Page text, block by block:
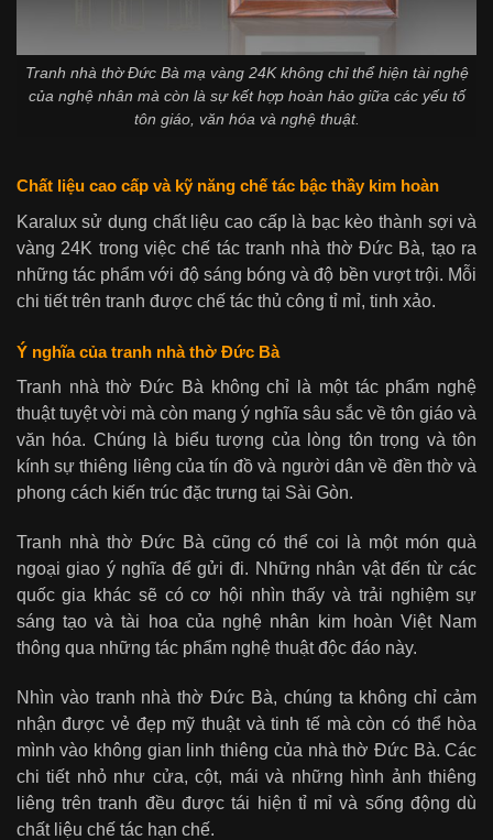
Tranh nhà thờ Đức Bà mạ vàng 24K không chỉ thể hiện tài nghệ
của nghệ nhân mà còn là sự kết hợp hoàn hảo giữa các yếu tố
tôn giáo, văn hóa và nghệ thuật.
Chất liệu cao cấp và kỹ năng chế tác bậc thầy kim hoàn
Karalux sử dụng chất liệu cao cấp là bạc kèo thành sợi và
vàng 24K trong việc chế tác tranh nhà thờ Đức Bà, tạo ra
những tác phẩm với độ sáng bóng và độ bền vượt trội. Mỗi
chi tiết trên tranh được chế tác thủ công tỉ mỉ, tinh xảo.
Ý nghĩa của tranh nhà thờ Đức Bà
Tranh nhà thờ Đức Bà không chỉ là một tác phẩm nghệ
thuật tuyệt vời mà còn mang ý nghĩa sâu sắc về tôn giáo và
văn hóa. Chúng là biểu tượng của lòng tôn trọng và tôn
kính sự thiêng liêng của tín đồ và người dân về đền thờ và
phong cách kiến ​​trúc đặc trưng tại Sài Gòn.
Tranh nhà thờ Đức Bà cũng có thể coi là một món quà
ngoại giao ý nghĩa để gửi đi. Những nhân vật đến từ các
quốc gia khác sẽ có cơ hội nhìn thấy và trải nghiệm sự
sáng tạo và tài hoa của nghệ nhân kim hoàn Việt Nam
thông qua những tác phẩm nghệ thuật độc đáo này.
Nhìn vào tranh nhà thờ Đức Bà, chúng ta không chỉ cảm
nhận được vẻ đẹp mỹ thuật và tinh tế mà còn có thể hòa
mình vào không gian linh thiêng của nhà thờ Đức Bà. Các
chi tiết nhỏ như cửa, cột, mái và những hình ảnh thiêng
liêng trên tranh đều được tái hiện tỉ mỉ và sống động dù
chất liệu chế tác hạn chế.